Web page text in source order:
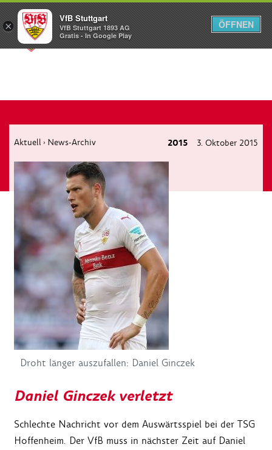
Menü
Aktuell › News-Archiv 2015 3. Oktober 2015
Droht länger auszufallen: Daniel Ginczek
Daniel Ginczek verletzt
Schlechte Nachricht vor dem Auswärtsspiel bei der TSG
Hoffenheim. Der VfB muss in nächster Zeit auf Daniel
×
VfB Stuttgart
VfB Stuttgart 1893 AG
Gratis - In Google Play
ÖFFNEN